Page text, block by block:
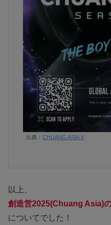
出典： CHUANG ASIA X
以上、
創造営2025(Chuang Asia)
についてでした！